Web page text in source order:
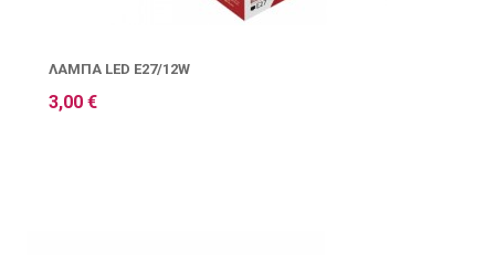
ΛΆΜΠΑ LED E27/12W
3,00 €